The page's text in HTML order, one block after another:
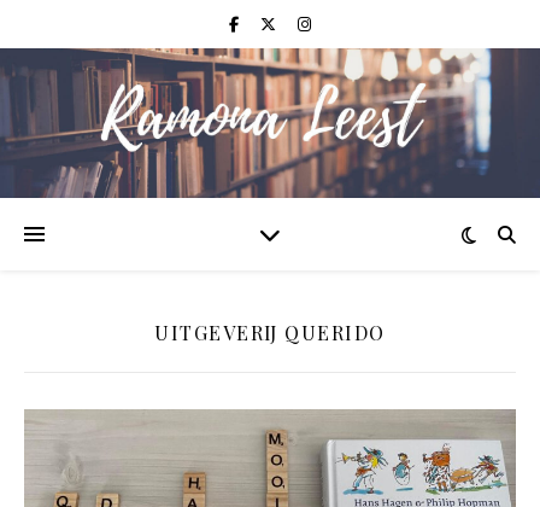
UITGEVERIJ QUERIDO